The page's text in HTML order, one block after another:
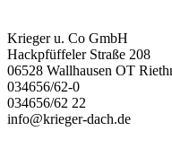
Krieger u. Co GmbH
Hackpfüffeler Straße 208
06528 Wallhausen OT
034656/62-0
034656/62 22
info@krieger-dach.de